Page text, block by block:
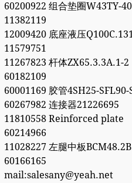
60200922 组合垫圈W43TY-
11382119
12009420 底座液压
11579751
11267823 杆体ZX65.3.3A.1-2
60182109
60001169 胶管4SH25-
60267982 连接器21226695
11810558 Reinforced plate
60214966
11028227 左腿中板
60166165
mail:salesany@yeah.net